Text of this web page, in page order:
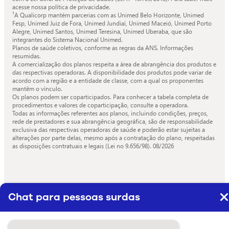
acesse nossa política de privacidade.
¹A Qualicorp mantém parcerias com as Unimed Belo Horizonte, Unimed
Fesp, Unimed Juiz de Fora, Unimed Jundiaí, Unimed Maceió, Unimed Porto
Alegre, Unimed Santos, Unimed Teresina, Unimed Uberaba, que são
integrantes do Sistema Nacional Unimed.
Planos de saúde coletivos, conforme as regras da ANS. Informações
resumidas.
A comercialização dos planos respeita a área de abrangência dos produtos e
das respectivas operadoras. A disponibilidade dos produtos pode variar de
acordo com a região e a entidade de classe, com a qual os proponentes
mantêm o vínculo.
Os planos podem ser coparticipados. Para conhecer a tabela completa de
procedimentos e valores de coparticipação, consulte a operadora.
Todas as informações referentes aos planos, incluindo condições, preços,
rede de prestadores e sua abrangência geográfica, são de responsabilidade
exclusiva das respectivas operadoras de saúde e poderão estar sujeitas a
alterações por parte delas, mesmo após a contratação do plano, respeitadas
as disposições contratuais e legais (Lei no 9.656/98). 08/2026
Chat para pessoas surdas